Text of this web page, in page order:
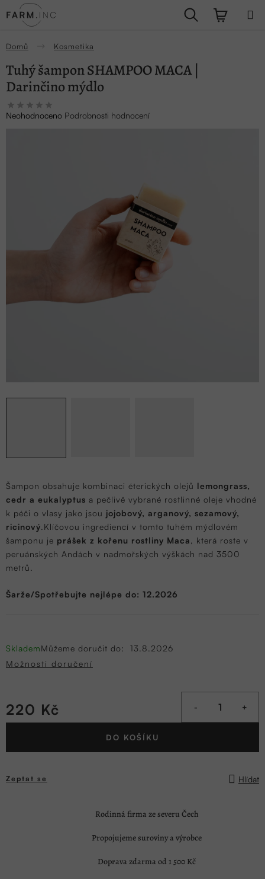
na
Hledat
Domů Kosmetika
Šampon obsahuje kombinaci éterických olejů lemongrass,
cedr a eukalyptus a pečlivě vybrané rostlinné oleje vhodné
k péči o vlasy jako jsou jojobový, arganový, sezamový,
ricinový.Klíčovou ingrediencí v tomto tuhém mýdlovém
šamponu je prášek z kořenu rostliny Maca, která roste v
peruánských Andách v nadmořských výškách nad 3500
metrů.
Šarže/Spotřebujte nejlépe do: 12.2026
SklademMůžeme doručit do:
13.8.2026
Možnosti doručení
220 Kč
Měrná
DO KOŠÍKU
Zeptat se Hlídat
Tuhý šampon SHAMPOO MACA |
Darinčino mýdlo
Průměrné
hodnocení
Neohodnoceno Podrobnosti hodnocení
Rodinná firma ze severu Čech
Propojujeme suroviny a výrobce
Doprava zdarma od 1 500 Kč